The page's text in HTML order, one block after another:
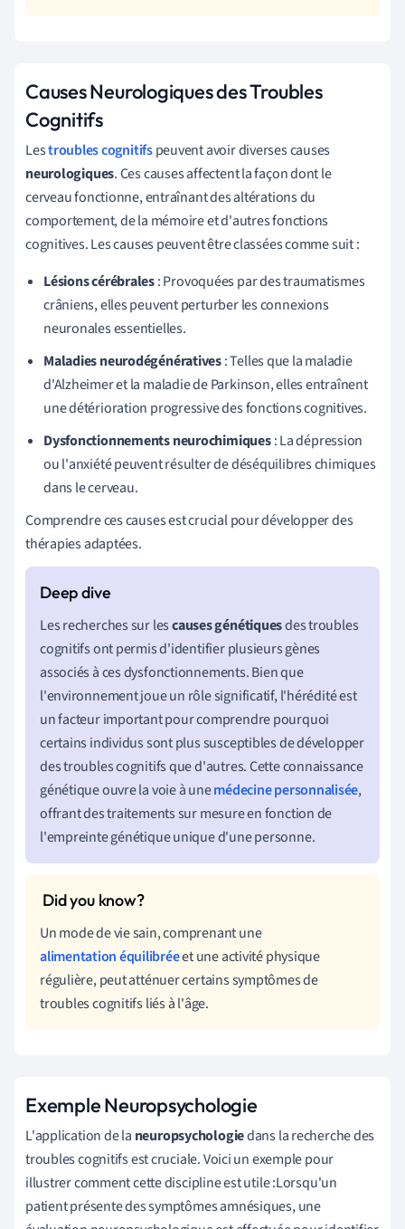
Causes Neurologiques des Troubles
Cognitifs
Lestroubles cognitifspeuvent avoir diverses causes
neurologiques. Ces causes affectent la façon dont le
cerveau fonctionne, entraînant des altérations du
comportement, de la mémoire et d'autres fonctions
cognitives. Les causes peuvent être classées comme suit :
Lésions cérébrales: Provoquées par des traumatismes
crâniens, elles peuvent perturber les connexions
neuronales essentielles.
Maladies neurodégénératives: Telles que la maladie
d'Alzheimer et la maladie de Parkinson, elles entraînent
une détérioration progressive des fonctions cognitives.
Dysfonctionnements neurochimiques: La dépression
ou l'anxiété peuvent résulter de déséquilibres chimiques
dans le cerveau.
Comprendre ces causes est crucial pour développer des
thérapies adaptées.
Les recherches sur lescauses génétiquesdes troubles
cognitifs ont permis d'identifier plusieurs gènes
associés à ces dysfonctionnements. Bien que
l'environnement joue un rôle significatif, l'hérédité est
un facteur important pour comprendre pourquoi
certains individus sont plus susceptibles de développer
des troubles cognitifs que d'autres. Cette connaissance
génétique ouvre la voie à unemédecine personnalisée,
offrant des traitements sur mesure en fonction de
l'empreinte génétique unique d'une personne.
Un mode de vie sain, comprenant une
alimentation équilibréeet une activité physique
régulière, peut atténuer certains symptômes de
troubles cognitifs liés à l'âge.
Exemple Neuropsychologie
L'application de la neuropsychologiedans la recherche des
troubles cognitifs est cruciale. Voici un exemple pour
illustrer comment cette discipline est utile :Lorsqu'un
patient présente des symptômes amnésiques, une